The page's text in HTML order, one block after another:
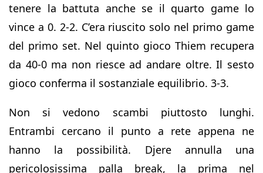
tenere la battuta anche se il quarto game lo
vince a 0. 2-2. C’era riuscito solo nel primo game
del primo set. Nel quinto gioco Thiem recupera
da 40-0 ma non riesce ad andare oltre. Il sesto
gioco conferma il sostanziale equilibrio. 3-3.
Non si vedono scambi piuttosto lunghi.
Entrambi cercano il punto a rete appena ne
hanno la possibilità. Djere annulla una
pericolosissima palla break, la prima nel